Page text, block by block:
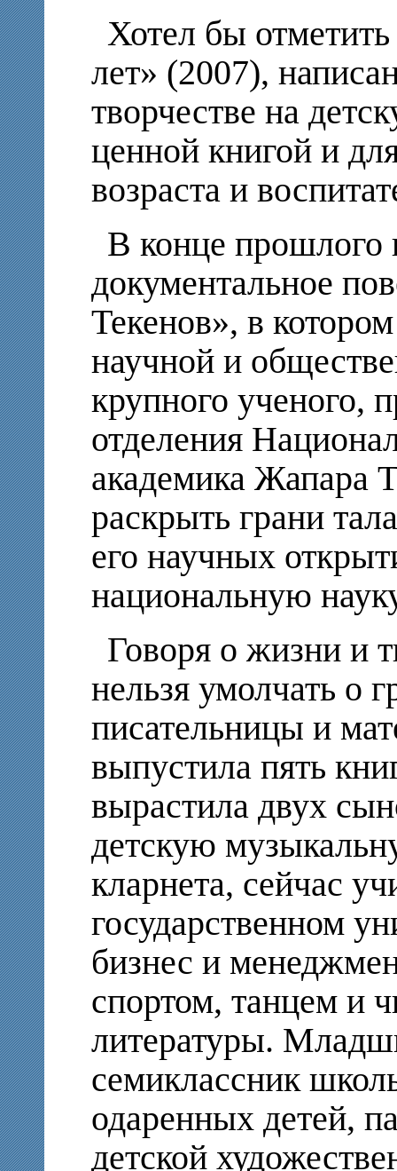
Хотел бы
лет» (2007),
творчестве на
ценной книгой и
возраста и
В конце прошлого
документальное
Текенов», в
научной и
крупного ученого,
отделения
академика Жапара
раскрыть грани
его научных
национальную
Говоря о жизни и
нельзя умолчать о
писательницы и
выпустила пять
вырастила двух
детскую
кларнета, сейчас
государственном
бизнес и
спортом, танцем и
литературы.
семиклассник
одаренных детей,
детской